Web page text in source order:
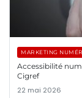
MARKETING
Accessibilité
Cigref
22 mai 2026